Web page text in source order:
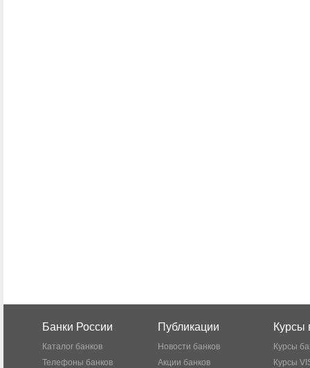
Банки России
Каталог банков
Телефоны банков
Публикации
Новости банков
Акции банков
Курсы
Курсы
Курсы